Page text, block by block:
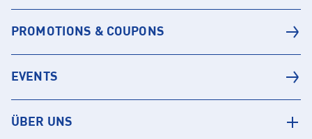
PROMOTIONS & COUPONS
EVENTS
ÜBER UNS